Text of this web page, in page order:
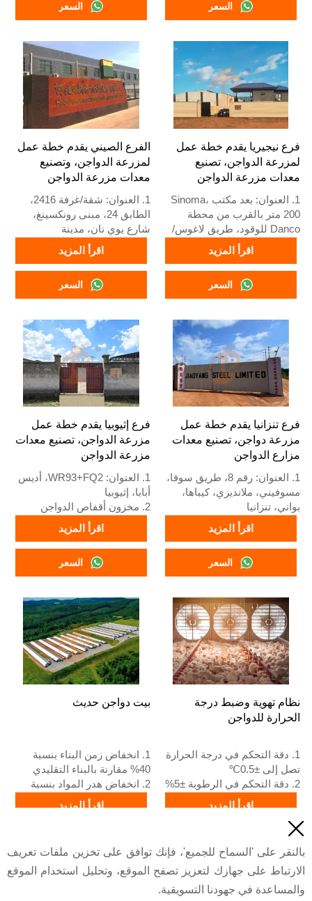
السعر
4. مخزون معدات أقفاص
الدواجن ومزارع الدواجن متاح
5. استقبال عبر الإنترنت على
مدار 24 ساعة رقم واتساب:
+8618830120193، اتصل بنا
للحصول على معلومات كاملة
السعر
الفرع الصيني يقدم خطة عمل
لمزرعة الدواجن، وتصنيع
معدات مزرعة الدواجن
1. العنوان: شقة/غرفة 2416،
الطابق 24، مبنى رونكسينغ،
شارع يوي نان، مدينة
شيجياتشوانغ، مقاطعة خبي،
2. مصنع معدات أقفاص الدواجن
ومزارع الدواجن ومخزون للبيع
3. مخصص لمزارع الدواجن
4. الجودة والتصميم تعتمد على
المعايير الأوروبية
5. استقبال عبر الإنترنت على
مدار 24 ساعة رقم واتساب:
اقرأ المزيد
السعر
فرع نيجيريا يقدم خطة عمل
لمزرعة الدواجن، تصنيع
معدات مزرعة الدواجن
1. العنوان: بعد مكتب Sinoma،
200 متر بالقرب من محطة
Danco للوقود، طريق لاغوس/
إيبادان السريع، ولاية لاغوس،
2. مصنع أقفاص الدواجن
ومعدات مزارع الدواجن ومخزون
للبيع
النيجيرية
4. الجودة والتصميم تعتمد على
المعايير الأوروبية
5. الاستقبال عبر الإنترنت 24
ساعة رقم الواتساب:
اقرأ المزيد
السعر
فرع إثيوبيا يقدم خطة عمل
مزرعة الدواجن، تصنيع معدات
مزرعة الدواجن
1. العنوان: WR93+FQ2، أديس
أبابا، إثيوبيا
2. مخزون أقفاص الدواجن
ومعدات مزارع الدواجن للبيع
3. مخصص لمزارع الدواجن
الإثيوبية
4. الجودة والتصميم تعتمد على
المعايير الأوروبية
ساعة رقم واتساب:
+8618830120193، اتصل بنا
للحصول على قائمة الأسعار
اقرأ المزيد
السعر
فرع تنزانيا يقدم خطة عمل
مزرعة دواجن، تصنيع معدات
مزارع الدواجن
1. العنوان: رقم 8، طريق سوفا،
مسوفيني، ملانديزي، كيباها،
بواني، تنزانيا
2. مصنع أقفاص الدواجن
ومعدات مزارع الدواجن ومخزون
للبيع
3. مخصص لمزارع الدواجن
التنزانية
المعايير الأوروبية
5. استقبال عبر الإنترنت على
مدار 24 ساعة رقم الواتساب:
اقرأ المزيد
السعر
بيت دواجن حديث
1. انخفاض زمن البناء بنسبة
40% مقارنة بالبناء التقليدي
2. انخفاض هدر المواد بنسبة
+8618830120193،
+2348111199996
اقرأ المزيد
نظام تهوية وضبط درجة
الحرارة للدواجن
1. دقة التحكم في درجة الحرارة
تصل إلى ±0.5℃
2. دقة التحكم في الرطوبة ±5%
الرئيسية 45000 م³/ساعة
5. رقم الاستقبال /واتساب:
+8618830120193
اقرأ المزيد

بالنقر على 'السماح للجميع'، فإنك توافق على تخزين ملفات تعريف
الارتباط على جهازك لتعزيز تصفح الموقع، وتحليل استخدام الموقع
والمساعدة في جهودنا التسويقية.